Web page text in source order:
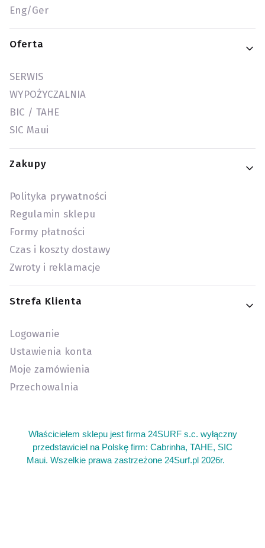
Eng/Ger
Oferta
SERWIS
WYPOŻYCZALNIA
BIC / TAHE
SIC Maui
Zakupy
Polityka prywatności
Regulamin sklepu
Formy płatności
Czas i koszty dostawy
Zwroty i reklamacje
Strefa Klienta
Logowanie
Ustawienia konta
Moje zamówienia
Przechowalnia
Właścicielem sklepu jest firma 24SURF s.c. wyłączny
przedstawiciel na Polskę firm: Cabrinha, TAHE, SIC
Maui. Wszelkie prawa zastrzeżone 24Surf.pl 2026r.